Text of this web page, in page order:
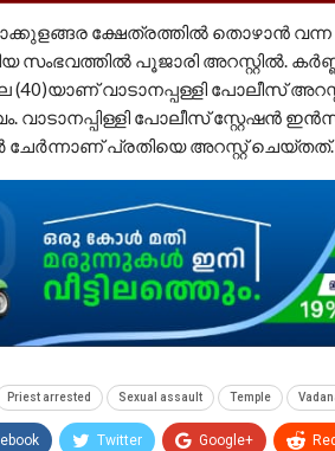
ക്ഷേത്രത്തിൽ തൊഴാൻ വന്ന
സംഭവത്തിൽ പൂജാരി അറസ്റ്റിൽ.
(40)യാണ് വാടാനപ്പള്ളി പോലീസ്
വാടാനപ്പിള്ളി പോലീസ്
ചേർന്നാണ് പ്രതിയെ അറസ്റ്റ് ചെയ്തത്.
Priest arrested Sexual assault Temple
Twitter Google+